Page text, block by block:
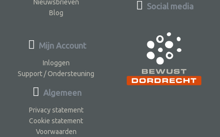
Nieuwsbrieven
Blog
Social media
Mijn Account
Inloggen
Support / Ondersteuning
Algemeen
Privacy statement
Cookie statement
Voorwaarden